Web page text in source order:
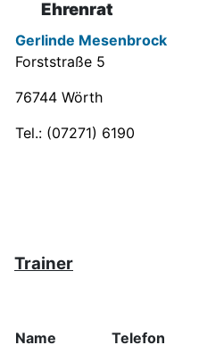
Ehrenrat
Gerlinde Mesenbrock
Forststraße 5
76744 Wörth
Tel.: (07271) 6190
Trainer
Name Telefon